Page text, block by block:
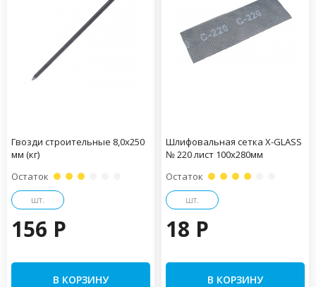
Гвозди строительные 8,0х250
мм (кг)
Остаток
шт.
156 P
В КОРЗИНУ
Шлифовальная сетка X-GLASS
№ 220 лист 100х280мм
Остаток
шт.
18 P
В КОРЗИНУ